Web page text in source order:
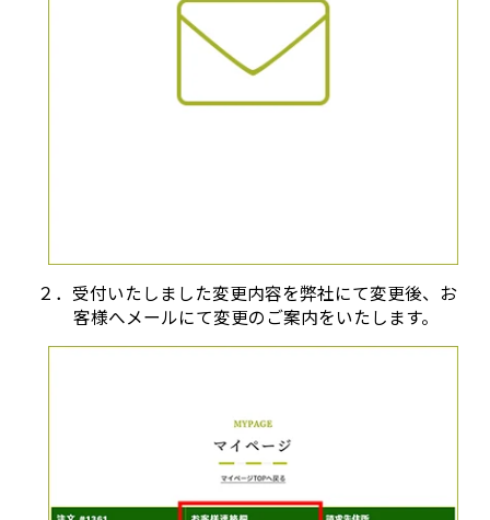
２．受付いたしました変更内容を弊社にて変更後、お
客様へメールにて変更のご案内をいたします。